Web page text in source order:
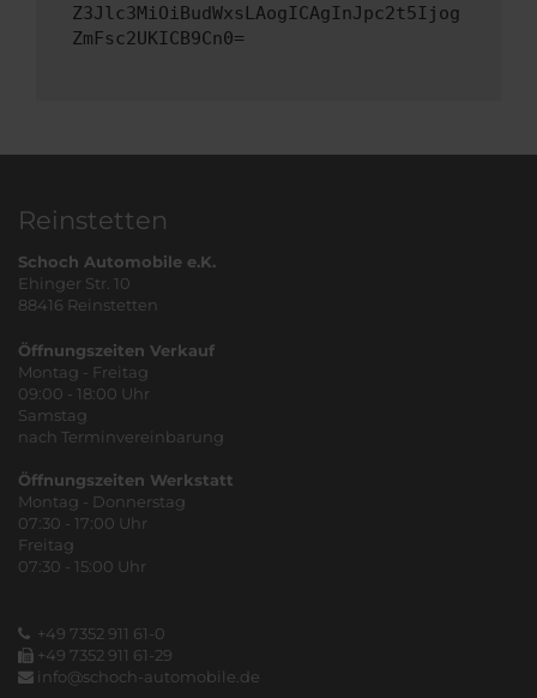
Z3Jlc3MiOiBudWxsLAogICAgInJpc2t5Ijog
ZmFsc2UKICB9Cn0=
Reinstetten
Schoch Automobile e.K.
Ehinger Str. 10
88416 Reinstetten
Öffnungszeiten Verkauf
Montag - Freitag
09:00 - 18:00 Uhr
Samstag
nach Terminvereinbarung
Öffnungszeiten Werkstatt
Montag - Donnerstag
07:30 - 17:00 Uhr
Freitag
07:30 - 15:00 Uhr
+49 7352 911 61-0
+49 7352 911 61-29
info@schoch-automobile.de